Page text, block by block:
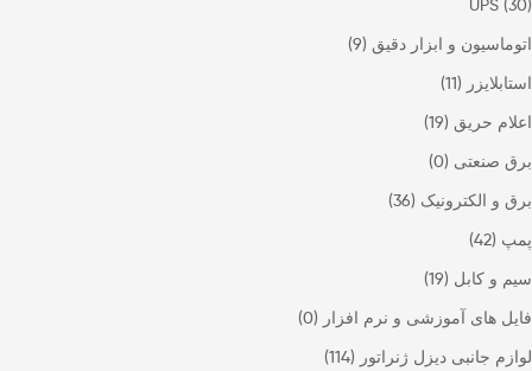
اتوماسیون و ابزار دقیق (9)
استابلایزر (11)
اعلام حریق (19)
برق صنعتی (0)
برق و الکترونیک (36)
پمپ (42)
سیم و کابل (19)
فایل های آموزشی و نرم افزار (0)
لوازم جانبی دیزل ژنراتور (114)